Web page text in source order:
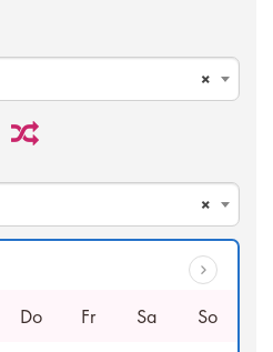
×
×
Do Fr Sa So